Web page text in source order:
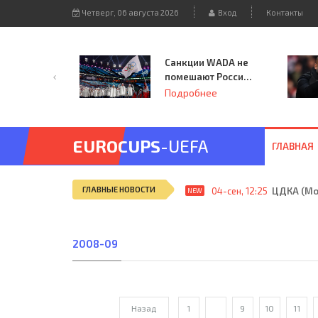
Четверг, 06 августа 2026 Вход Контакты
Санкции WADA не
помешают России
принять
Подробнее
EUROCUPS-UEFA ГЛАВНАЯ
ГЛАВНЫЕ НОВОСТИ NEW 04-сен, 12:25 ЦДКА
2008-09
Назад 1 9 10 11